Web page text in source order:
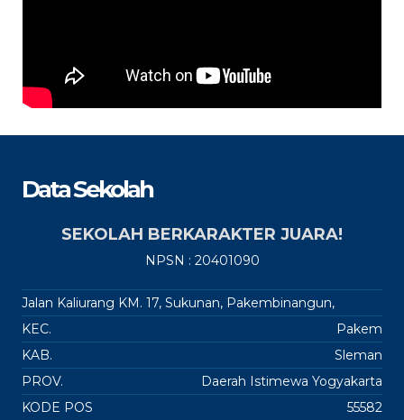
Data Sekolah
SEKOLAH BERKARAKTER JUARA!
NPSN : 20401090
Jalan Kaliurang KM. 17, Sukunan, Pakembinangun,
KEC.
Pakem
KAB.
Sleman
PROV.
Daerah Istimewa Yogyakarta
KODE POS
55582